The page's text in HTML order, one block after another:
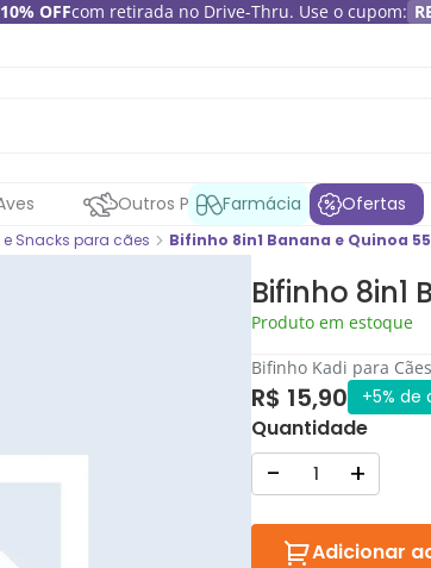
10% OFFcom retirada no Drive-Thru. Use o cupom:
Outros Pets Farmácia Ofertas
e Snacks para cães
Bifinho 8in1 Banana e Quinoa
Bifinho 8in1
Produto em estoque
Bifinho Kadi para
R$ 15,90 +5% de
Quantidade
- +
Adicionar